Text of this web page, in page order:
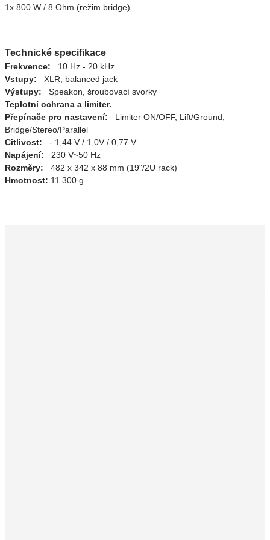
1x 800 W / 8 Ohm (režim bridge)
Technické specifikace
Frekvence: 10 Hz - 20 kHz
Vstupy: XLR, balanced jack
Výstupy: Speakon, šroubovací svorky
Teplotní ochrana a limiter.
Přepínače pro nastavení: Limiter ON/OFF, Lift/Ground,
Bridge/Stereo/Parallel
Citlivost: - 1,44 V / 1,0V / 0,77 V
Napájení: 230 V~50 Hz
Rozměry: 482 x 342 x 88 mm (19"/2U rack)
Hmotnost: 11 300 g